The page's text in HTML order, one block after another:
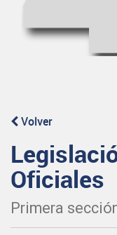
Volver
Oficiales
Primera